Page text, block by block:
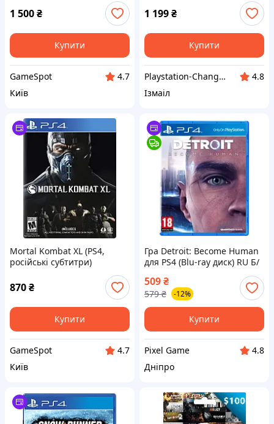
1 500₴
Купити
GameSpot
4.7
Київ
1 199₴
Купити
Playstation-Change ігрові приставки,та аксесуари
4.8
Ізмаіл
Mortal Kombat XL (PS4,
російські субтитри)
870₴
Купити
GameSpot
4.7
Київ
Гра Detroit: Become Human
для PS4 (Blu-ray диск) RU Б/
509₴
579 ₴ -12%
Купити
Pixel Game
4.8
Дніпро